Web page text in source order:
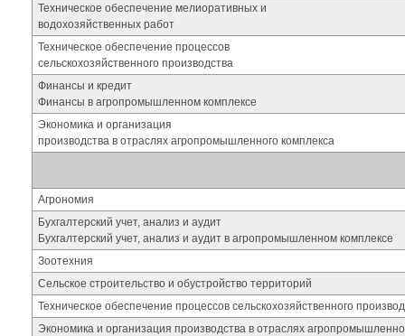
Техническое обеспечение мелиоративных и
водохозяйственных работ
Техническое обеспечение процессов
сельскохозяйственного производства
Финансы и кредит
Финансы в агропромышленном комплексе
Экономика и организация
производства в отраслях агропромышленного комплекса
Агрономия
Бухгалтерский учет, анализ и аудит
Бухгалтерский учет, анализ и аудит в агропромышленном комплексе
Зоотехния
Сельское строительство и обустройство территорий
Техническое обеспечение процессов сельскохозяйственного
Экономика и организация производства в отраслях